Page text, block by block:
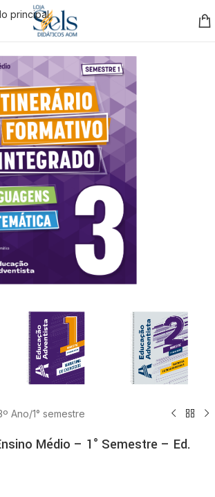
principal
Ano/1° semestre
Médio – 1° Semestre – Ed.